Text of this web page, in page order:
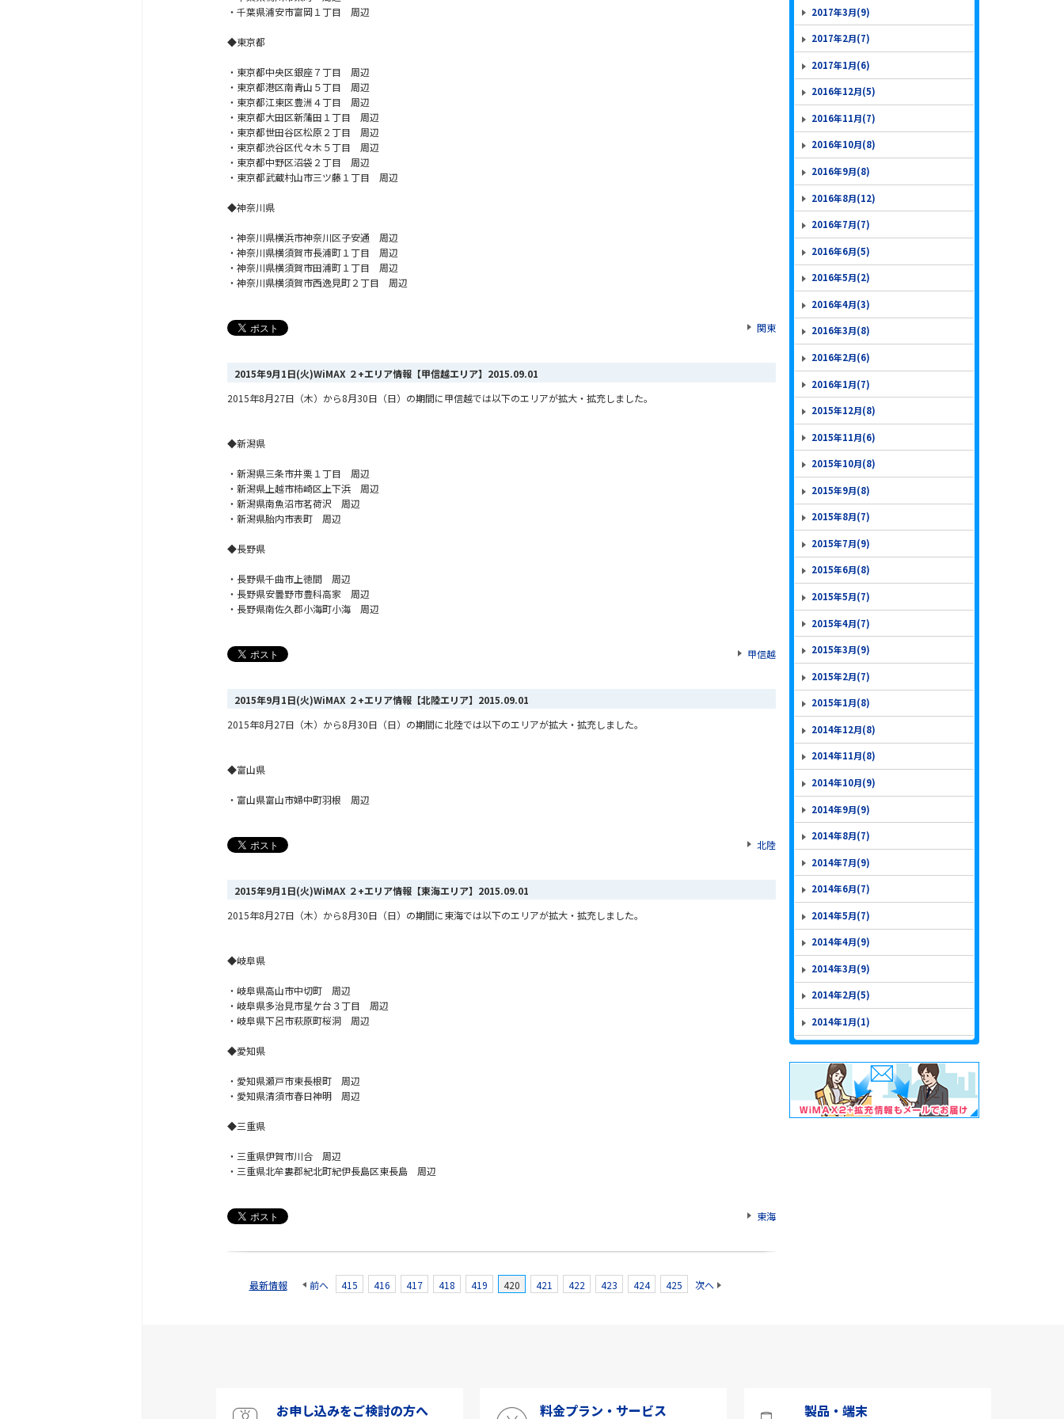
・千葉県浦安市富岡１丁目 周辺
◆東京都
・東京都中央区銀座７丁目 周辺
・東京都港区南青山５丁目 周辺
・東京都江東区豊洲４丁目 周辺
・東京都大田区新蒲田１丁目 周辺
・東京都世田谷区松原２丁目 周辺
・東京都渋谷区代々木５丁目 周辺
・東京都中野区沼袋２丁目 周辺
・東京都武蔵村山市三ツ藤１丁目 周辺
◆神奈川県
・神奈川県横浜市神奈川区子安通 周辺
・神奈川県横須賀市長浦町１丁目 周辺
・神奈川県横須賀市田浦町１丁目 周辺
・神奈川県横須賀市西逸見町２丁目 周辺
関東
2015年9月1日(火)WiMAX ２+エリア情報【甲信越エリア】 2015.09.01
2015年8月27日（木）から8月30日（日）の期間に甲信越では以下のエリアが拡大・拡充しました。
◆新潟県
・新潟県三条市井栗１丁目 周辺
・新潟県上越市柿崎区上下浜 周辺
・新潟県南魚沼市茗荷沢 周辺
・新潟県胎内市表町 周辺
◆長野県
・長野県千曲市上徳間 周辺
・長野県安曇野市豊科高家 周辺
・長野県南佐久郡小海町小海 周辺
甲信越
2015年9月1日(火)WiMAX ２+エリア情報【北陸エリア】 2015.09.01
2015年8月27日（木）から8月30日（日）の期間に北陸では以下のエリアが拡大・拡充しました。
◆富山県
・富山県富山市婦中町羽根 周辺
北陸
2015年9月1日(火)WiMAX ２+エリア情報【東海エリア】 2015.09.01
2015年8月27日（木）から8月30日（日）の期間に東海では以下のエリアが拡大・拡充しました。
◆岐阜県
・岐阜県高山市中切町 周辺
・岐阜県多治見市星ケ台３丁目 周辺
・岐阜県下呂市萩原町桜洞 周辺
◆愛知県
・愛知県瀬戸市東長根町 周辺
・愛知県清須市春日神明 周辺
◆三重県
・三重県伊賀市川合 周辺
・三重県北牟婁郡紀北町紀伊長島区東長島 周辺
東海
最新情報 前へ 415 416 417 418 419 420 421 422 423 424 425 次へ
2017年3月(9)
2017年2月(7)
2017年1月(6)
2016年12月(5)
2016年11月(7)
2016年10月(8)
2016年9月(8)
2016年8月(12)
2016年7月(7)
2016年6月(5)
2016年5月(2)
2016年4月(3)
2016年3月(8)
2016年2月(6)
2016年1月(7)
2015年12月(8)
2015年11月(6)
2015年10月(8)
2015年9月(8)
2015年8月(7)
2015年7月(9)
2015年6月(8)
2015年5月(7)
2015年4月(7)
2015年3月(9)
2015年2月(7)
2015年1月(8)
2014年12月(8)
2014年11月(8)
2014年10月(9)
2014年9月(9)
2014年8月(7)
2014年7月(9)
2014年6月(7)
2014年5月(7)
2014年4月(9)
2014年3月(9)
2014年2月(5)
2014年1月(1)
お申し込みをご検討の方へ 料金プラン・サービス 製品・端末